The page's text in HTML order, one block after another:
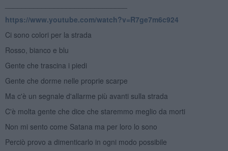
https://www.youtube.com/watch?v=R7ge7m6c924
Ci sono colori per la strada
Rosso, bianco e blu
Gente che trascina i piedi
Gente che dorme nelle proprie scarpe
Ma c'è un segnale d'allarme più avanti sulla strada
C'è molta gente che dice che staremmo meglio da morti
Non mi sento come Satana ma per loro lo sono
Perciò provo a dimenticarlo in ogni modo possibile